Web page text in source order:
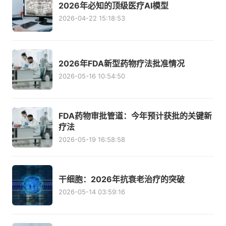
2026年必知的顶级医疗AI模型
2026-04-22 15:18:53
2026年FDA新型药物疗法批准情况
2026-05-16 10:54:50
FDA药物审批管道：今年预计获批的关键新
疗法
2026-05-19 16:58:58
干细胞：2026年抗衰老治疗的突破
2026-05-14 03:59:16